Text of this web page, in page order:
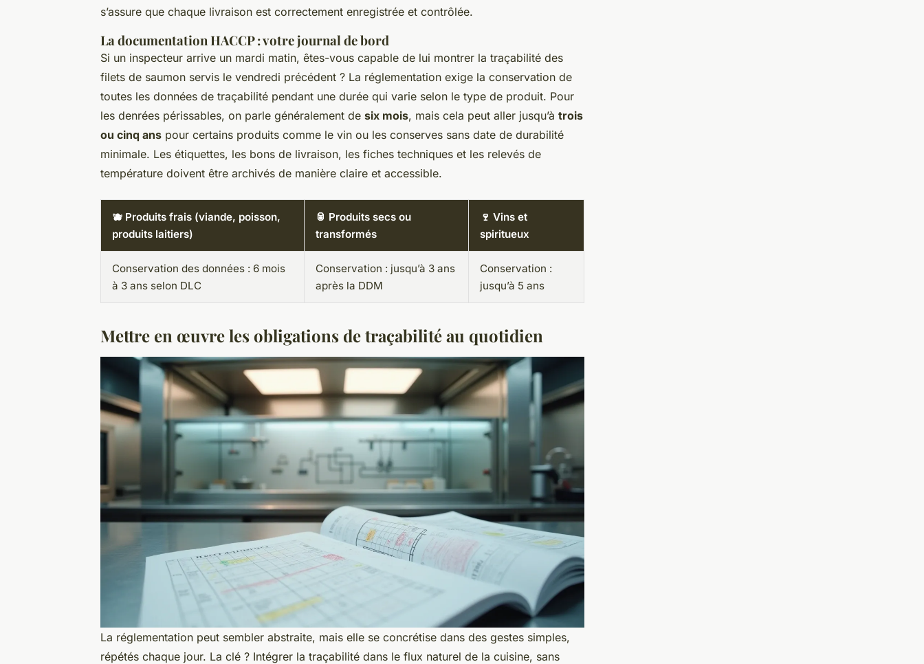
s’assure que chaque livraison est correctement enregistrée et contrôlée.
La documentation HACCP : votre journal de bord
Si un inspecteur arrive un mardi matin, êtes-vous capable de lui montrer la traçabilité des
filets de saumon servis le vendredi précédent ? La réglementation exige la conservation de
toutes les données de traçabilité pendant une durée qui varie selon le type de produit. Pour
les denrées périssables, on parle généralement de six mois, mais cela peut aller jusqu’à trois
ou cinq ans pour certains produits comme le vin ou les conserves sans date de durabilité
minimale. Les étiquettes, les bons de livraison, les fiches techniques et les relevés de
température doivent être archivés de manière claire et accessible.
🫐 Produits frais (viande, poisson,
produits laitiers)
🥫 Produits secs ou
transformés
🍷 Vins et
spiritueux
Conservation des données : 6 mois
à 3 ans selon DLC
Conservation : jusqu’à 3 ans
après la DDM
Conservation :
jusqu’à 5 ans
Mettre en œuvre les obligations de traçabilité au quotidien
La réglementation peut sembler abstraite, mais elle se concrétise dans des gestes simples,
répétés chaque jour. La clé ? Intégrer la traçabilité dans le flux naturel de la cuisine, sans